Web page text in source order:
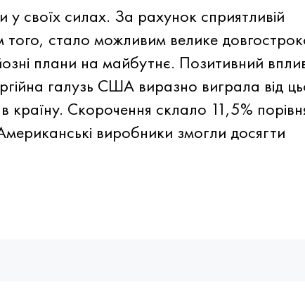
у своїх силах. За рахунок сприятливій
того, стало можливим велике
плани на майбутнє. Позитивний
галузь США виразно виграла від
країну. Скорочення склало 11,5%
виробники змогли досягти